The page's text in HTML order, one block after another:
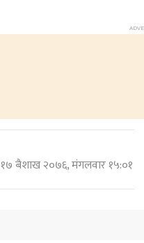
१७ बैशाख २०७६, मंगलवार १५:०१